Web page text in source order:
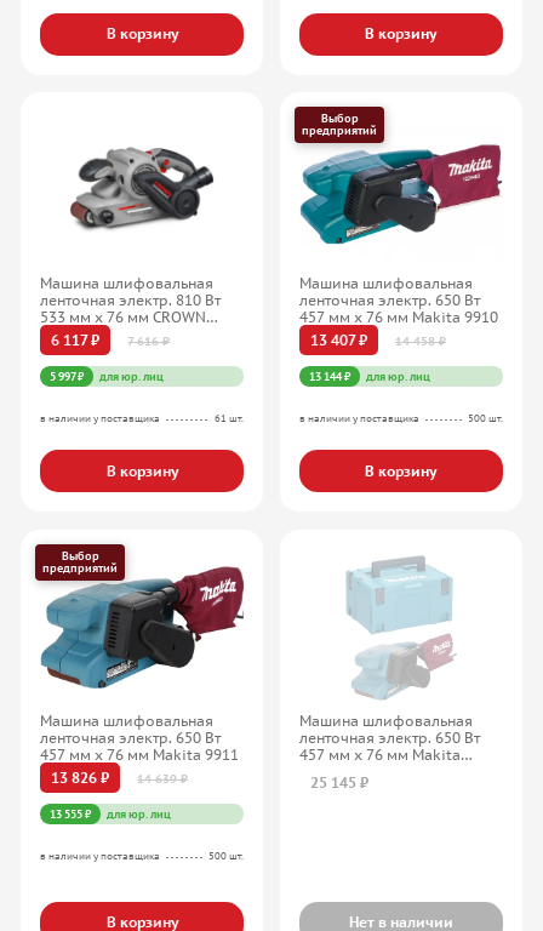
В корзину В корзину
Машина шлифовальная
ленточная электр. 810 Вт
533 мм х 76 мм CROWN
CT13311
6 117 ₽ 7 616 ₽
5 997 ₽ для юр. лиц
в наличии у поставщика 61 шт.
В корзину
Выбор
предприятий
Машина шлифовальная
ленточная электр. 650 Вт
457 мм х 76 мм Makita 9910
13 407 ₽
14 458 ₽
13 144 ₽ для юр. лиц
в наличии у поставщика 500 шт.
В корзину
Выбор
предприятий
Машина шлифовальная
ленточная электр. 650 Вт
457 мм х 76 мм Makita 9911
13 826 ₽
14 639 ₽
13 555 ₽ для юр. лиц
в наличии у поставщика 500 шт.
В корзину
Машина шлифовальная
ленточная электр. 650 Вт
457 мм х 76 мм Makita
25 145 ₽
Нет в наличии